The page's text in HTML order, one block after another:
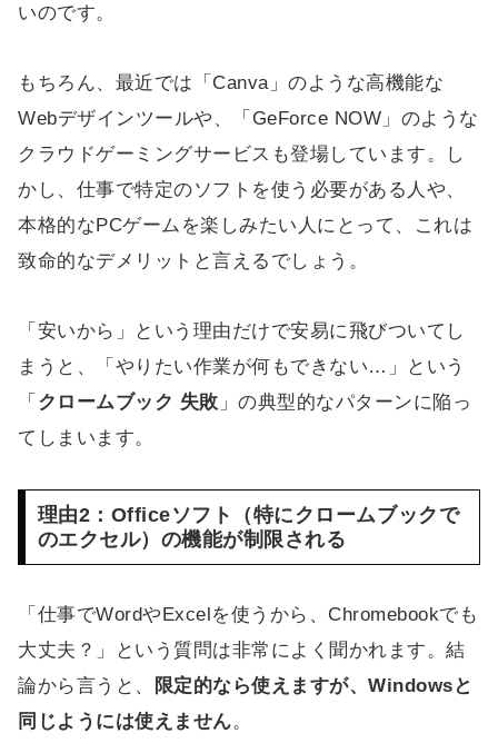
いのです。
もちろん、最近では「Canva」のような高機能な
Webデザインツールや、「GeForce NOW」のような
クラウドゲーミングサービスも登場しています。し
かし、仕事で特定のソフトを使う必要がある人や、
本格的なPCゲームを楽しみたい人にとって、これは
致命的なデメリットと言えるでしょう。
「安いから」という理由だけで安易に飛びついてし
まうと、「やりたい作業が何もできない…」という
「 クロームブック 失敗 」の典型的なパターンに陥っ
てしまいます。
理由2：Officeソフト（特にクロームブックで
のエクセル）の機能が制限される
「仕事でWordやExcelを使うから、Chromebookでも
大丈夫？」という質問は非常によく聞かれます。結
論から言うと、
限定的なら使えますが、Windowsと
同じようには使えません。